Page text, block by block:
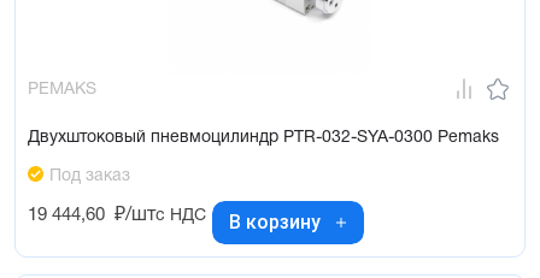
PEMAKS
Двухштоковый пневмоцилиндр PTR-032-SYA-0300 Pemaks
Под заказ
19 444,60 ₽/штс НДС В корзину